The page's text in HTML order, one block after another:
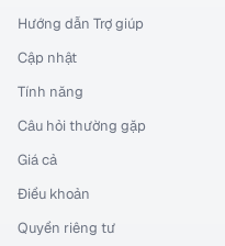
Hướng dẫn Trợ giúp
Cập nhật
Tính năng
Câu hỏi thường gặp
Giá cả
Điều khoản
Quyền riêng tư